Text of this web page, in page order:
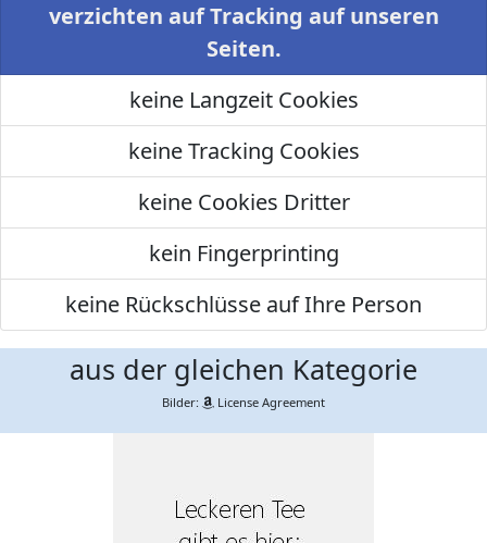
verzichten auf Tracking auf unseren
Seiten.
keine Langzeit Cookies
keine Tracking Cookies
keine Cookies Dritter
kein Fingerprinting
keine Rückschlüsse auf Ihre Person
aus der gleichen Kategorie
Bilder: License Agreement